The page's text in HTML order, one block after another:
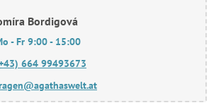
Bordigová
- Fr 9:00 - 15:00
664 99493673